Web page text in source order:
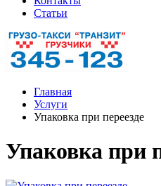
Статьи
Главная
Услуги
Упаковка при переезде
Упаковка при